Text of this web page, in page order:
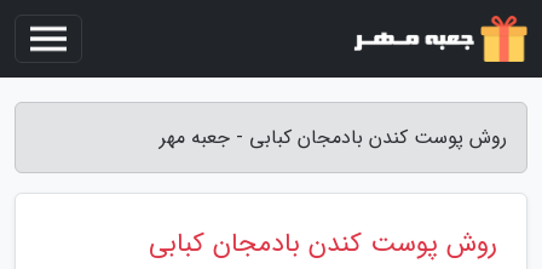
روش پوست کندن بادمجان کبابی - جعبه مهر
روش پوست کندن بادمجان کبابی